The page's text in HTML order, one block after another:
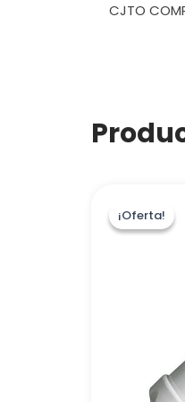
CJTO
¡Oferta!
¡Oferta!